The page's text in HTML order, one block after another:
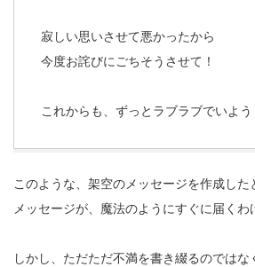
寂しい思いさせて悪かったから
今度お詫びにごちそうさせて！
これからも、ずっとラブラブでいよう
このような、架空のメッセージを作成し
メッセージが、魔法のようにすぐに届くわ
しかし、ただただ不満を書き綴るのではな